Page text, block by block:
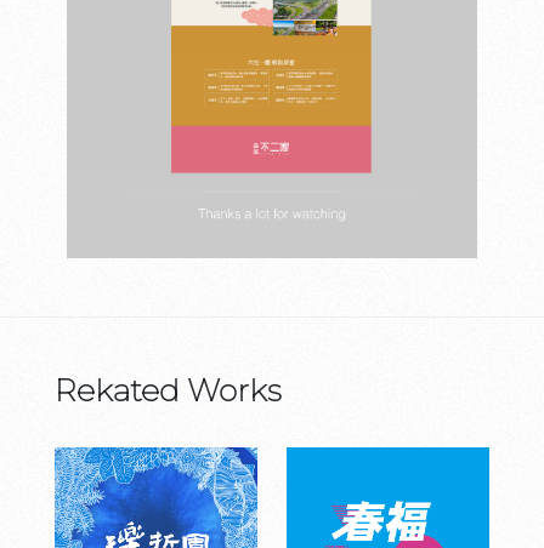
Rekated Works